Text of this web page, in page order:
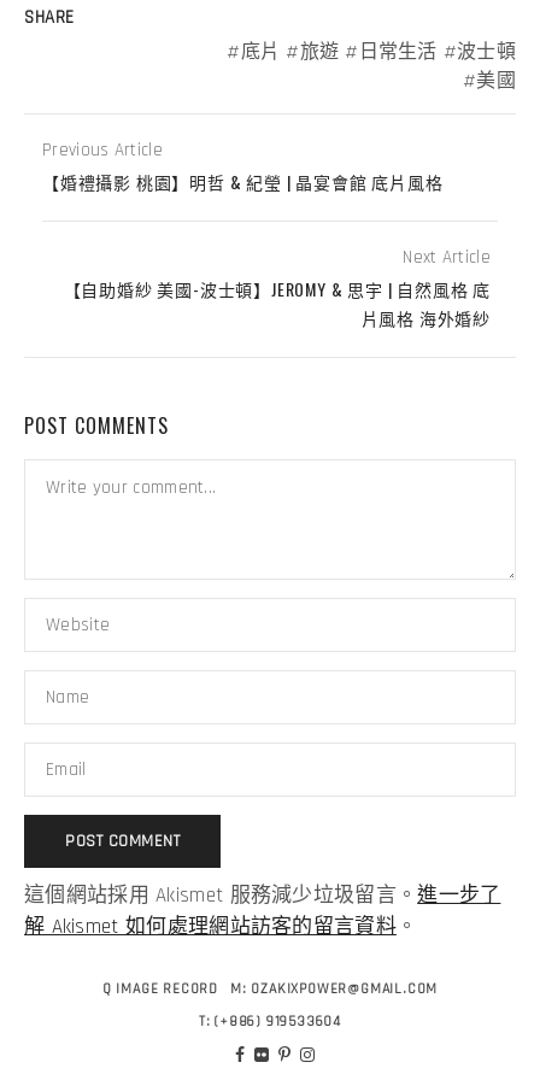
SHARE
底片 旅遊 日常生活
波士頓
美國
Previous Article
【婚禮攝影 桃園】明哲 & 紀瑩 | 晶宴會館 底片風格
Next Article
【自助婚紗 美國-波士頓】JEROMY & 思宇 | 自然風格 底
片風格 海外婚紗
POST COMMENTS
這個網站採用 Akismet 服務減少垃圾留言。進一步了
解 Akismet 如何處理網站訪客的留言資料。
Q IMAGE RECORD M: OZAKIXPOWER@GMAIL.COM
T:(+886) 919533604